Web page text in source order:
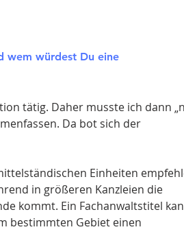
wem würdest Du eine
tätig. Daher musste ich dann
Da bot sich der
Einheiten
in größeren Kanzleien die
kommt. Ein Fachanwaltstitel
bestimmten Gebiet einen